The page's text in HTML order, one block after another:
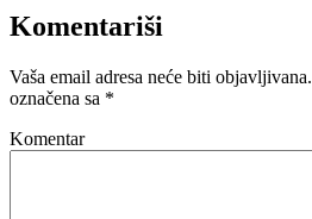
Komentariši
Vaša email adresa neće biti objavljivana.
označena sa *
Komentar